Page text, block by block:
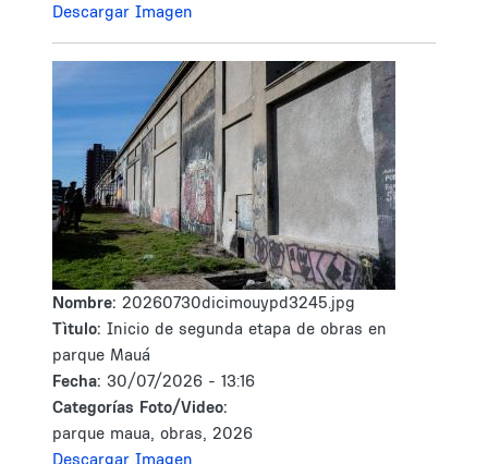
Descargar Imagen
Nombre: 20260730dicimouypd3245.jpg
Tìtulo: Inicio de segunda etapa de obras en
parque Mauá
Fecha: 30/07/2026 - 13:16
Categorías Foto/Video:
parque maua, obras, 2026
Descargar Imagen